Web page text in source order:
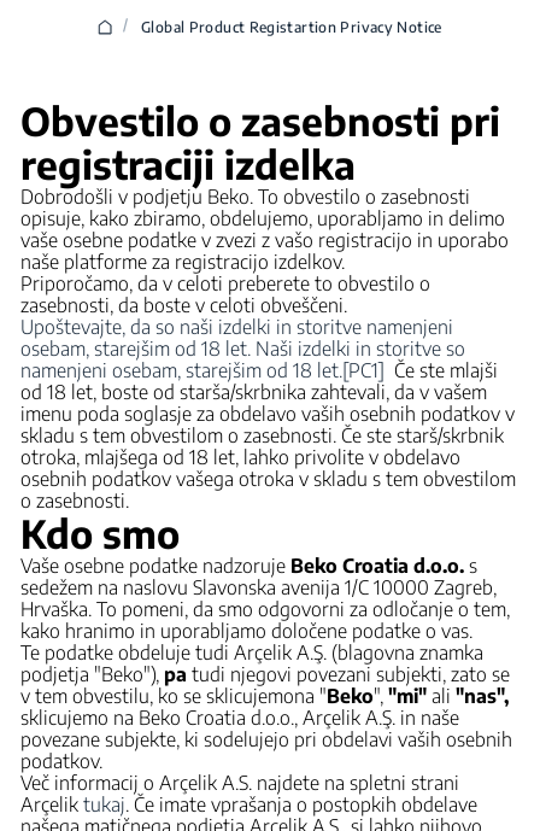
/ Global Product Registartion Privacy Notice
Obvestilo o zasebnosti pri
registraciji izdelka
Dobrodošli v podjetju Beko. To obvestilo o zasebnosti
opisuje, kako zbiramo, obdelujemo, uporabljamo in delimo
vaše osebne podatke v zvezi z vašo registracijo in uporabo
naše platforme za registracijo izdelkov.
Priporočamo, da v celoti preberete to obvestilo o
zasebnosti, da boste v celoti obveščeni.
Upoštevajte, da so naši izdelki in storitve namenjeni
osebam, starejšim od 18 let. Naši izdelki in storitve so
namenjeni osebam, starejšim od 18 let.[PC1] Če ste mlajši
od 18 let, boste od starša/skrbnika zahtevali, da v vašem
imenu poda soglasje za obdelavo vaših osebnih podatkov v
skladu s tem obvestilom o zasebnosti. Če ste starš/skrbnik
otroka, mlajšega od 18 let, lahko privolite v obdelavo
osebnih podatkov vašega otroka v skladu s tem obvestilom
o zasebnosti.
Kdo smo
Vaše osebne podatke nadzoruje Beko Croatia d.o.o. s
sedežem na naslovu Slavonska avenija 1/C 10000 Zagreb,
Hrvaška. To pomeni, da smo odgovorni za odločanje o tem,
kako hranimo in uporabljamo določene podatke o vas.
Te podatke obdeluje tudi Arçelik A.Ş. (blagovna znamka
podjetja "Beko"), pa tudi njegovi povezani subjekti, zato se
v tem obvestilu, ko se sklicujemona "Beko", "mi" ali "nas",
sklicujemo na Beko Croatia d.o.o., Arçelik A.Ş. in naše
povezane subjekte, ki sodelujejo pri obdelavi vaših osebnih
podatkov.
Več informacij o Arçelik A.S. najdete na spletni strani
Arçelik tukaj. Če imate vprašanja o postopkih obdelave
našega matičnega podjetja Arçelik A.Ş., si lahko njihovo